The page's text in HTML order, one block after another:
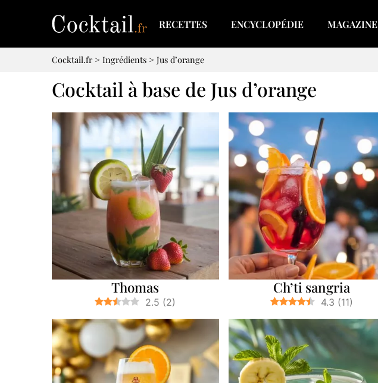
RECETTES ENCYCLOPÉDIE MAGAZINE
Cocktail.fr> Ingrédients > Jus d’orange
Cocktail à base de Jus d’orange
Thomas
2.5 (2)
Ch’ti sangria
4.3 (11)